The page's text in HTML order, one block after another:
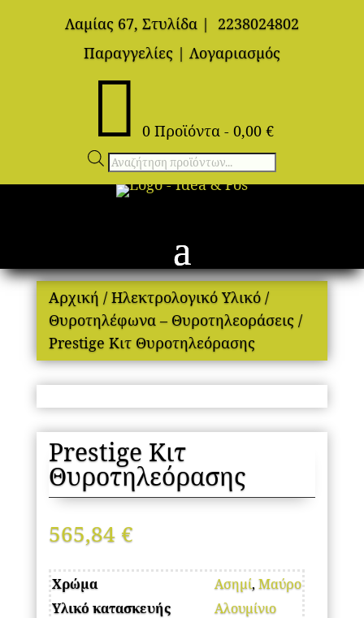
Λαμίας 67, Στυλίδα |
2238024802
Παραγγελίες | Λογαριασμός
 0 Προϊόντα - 0,00 €
Αναζήτηση
προϊόντων
Αρχική / Ηλεκτρολογικό Υλικό/
Θυροτηλέφωνα – Θυροτηλεοράσεις/
Prestige Κιτ Θυρoτηλεόρασης
Prestige Κιτ
Θυρoτηλεόρασης
565,84 €
Χρώμα Ασημί,Μαύρο
Υλικό κατασκευής
Αλουμίνιο